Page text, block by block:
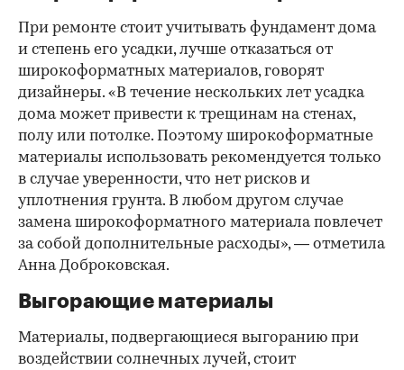
При ремонте стоит учитывать фундамент дома
и степень его усадки, лучше отказаться от
широкоформатных материалов, говорят
дизайнеры. «В течение нескольких лет усадка
дома может привести к трещинам на стенах,
полу или потолке. Поэтому широкоформатные
материалы использовать рекомендуется только
в случае уверенности, что нет рисков и
уплотнения грунта. В любом другом случае
замена широкоформатного материала повлечет
за собой дополнительные расходы», — отметила
Анна Доброковская.
Выгорающие материалы
Материалы, подвергающиеся выгоранию при
воздействии солнечных лучей, стоит